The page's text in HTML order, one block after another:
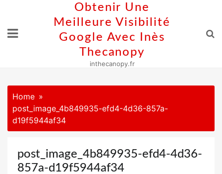
content
Obtenir Une
Meilleure Visibilité
Google Avec Inès
Thecanopy
inthecanopy.fr
Home
post_image_4b849935-efd4-4d36-857a-
d19f5944af34
post_image_4b849935-efd4-4d36-
857a-d19f5944af34